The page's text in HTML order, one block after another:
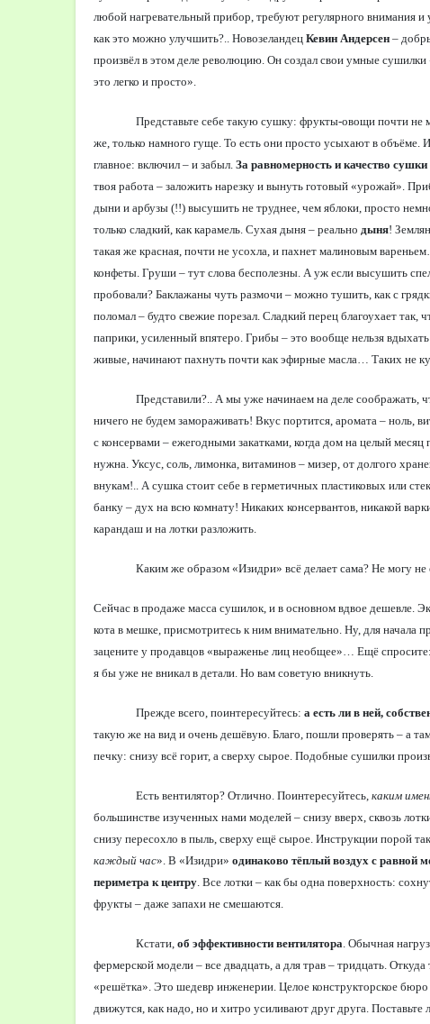
любой нагревательный прибор, требуют регулярного внимания
как это можно улучшить?.. Новозеландец Кевин Андерсен –
произвёл в этом деле революцию. Он создал свои умные
это легко и просто».
Представьте себе такую сушку: фрукты-овощи почти не
же, только намного гуще. То есть они просто усыхают в объёме.
главное: включил – и забыл. За равномерность и качество
твоя работа – заложить нарезку и вынуть готовый «урожай».
дыни и арбузы (!!) высушить не труднее, чем яблоки, просто
только сладкий, как карамель. Сухая дыня – реально дыня!
такая же красная, почти не усохла, и пахнет малиновым
конфеты. Груши – тут слова бесполезны. А уж если высушить
пробовали? Баклажаны чуть размочи – можно тушить, как с
поломал – будто свежие порезал. Сладкий перец благоухает
паприки, усиленный впятеро. Грибы – это вообще нельзя
живые, начинают пахнуть почти как эфирные масла… Таких не
Представили?.. А мы уже начинаем на деле соображать,
ничего не будем замораживать! Вкус портится, аромата – ноль,
с консервами – ежегодными закатками, когда дом на целый
нужна. Уксус, соль, лимонка, витаминов – мизер, от долгого
внукам!.. А сушка стоит себе в герметичных пластиковых или
банку – дух на всю комнату! Никаких консервантов, никакой
карандаш и на лотки разложить.
Каким же образом «Изидри» всё делает сама? Не могу не
Сейчас в продаже масса сушилок, и в основном вдвое дешевле.
кота в мешке, присмотритесь к ним внимательно. Ну, для начала
зацените у продавцов «выраженье лиц необщее»… Ещё
я бы уже не вникал в детали. Но вам советую вникнуть.
Прежде всего, поинтересуйтесь:а есть ли в ней,
такую же на вид и очень дешёвую. Благо, пошли проверять – а
печку: снизу всё горит, а сверху сырое. Подобные сушилки
Есть вентилятор? Отлично. Поинтересуйтесь,каким
большинстве изученных нами моделей – снизу вверх, сквозь
снизу пересохло в пыль, сверху ещё сырое. Инструкции порой
каждый час». В «Изидри» одинаково тёплый воздух с равной
периметра к центру. Все лотки – как бы одна поверхность:
фрукты – даже запахи не смешаются.
Кстати,об эффективности вентилятора. Обычная
фермерской модели – все двадцать, а для трав – тридцать.
«решётка». Это шедевр инженерии. Целое конструкторское
движутся, как надо, но и хитро усиливают друг друга.